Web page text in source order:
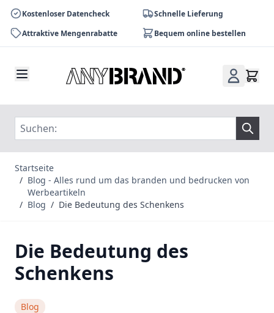
Kostenloser Datencheck
Schnelle Lieferung
Attraktive Mengenrabatte
Bequem online bestellen
Startseite
/ Blog - Alles rund um das branden und bedrucken von
Werbeartikeln
/ Blog / Die Bedeutung des Schenkens
Die Bedeutung des
Schenkens
Blog